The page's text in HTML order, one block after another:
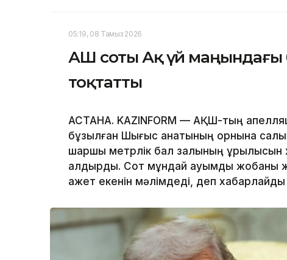
05:19, 08 Тамыз 2026
АҚШ соты Ақ үй
тоқтатты
АСТАНА. KAZINFORM — АҚШ-тың
бұзылған Шығыс қанатының орнына
шаршы метрлік бал залының
қалдырды. Сот мұндай ауқымды жобаны
қажет екенін мәлімдеді, деп хабарлайды